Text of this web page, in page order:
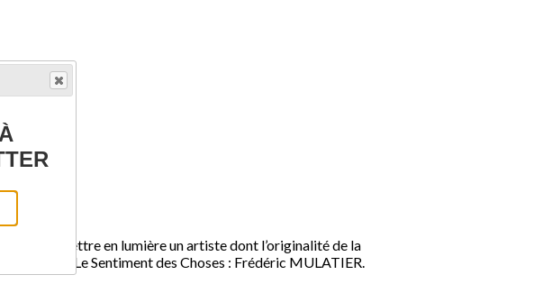
mettre en lumière un artiste dont l’originalité de la
la galerie Le Sentiment des Choses : Frédéric MULATIER.